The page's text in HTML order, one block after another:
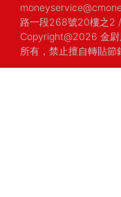
路一段268號20樓之2 /
Copyright@2026 金
所有，禁止擅自轉貼節